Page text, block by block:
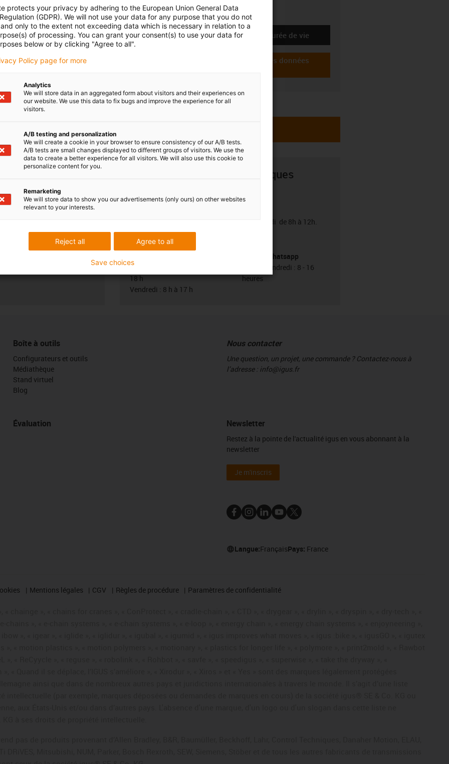
bon choix ?
igus-icon-lebensdauerrechner
Calcul de la durée de vie
Télécharger les données
intérieure [Bi]
Rayon de courbure [R]
[mm]
63
de répondre à
un e-mail
Livraisons et conseils techniques
Permanence assurée par l'Allemagne le samedi de 8h à 12h.
En ligne
Du lundi au jeudi de 8 h à
18 h
Vendredi : 8 h à 17 h
Service Whatsapp
Lundi - vendredi : 8 - 16
heures
Boîte à outils
Configurateurs et outils
Médiathèque
Stand virtuel
Blog
Évaluation
Nous contacter
Une question, un projet, une commande ? Contactez-nous à
l’adresse : info@igus.fr
Newsletter
Restez à la pointe de l'actualité igus en vous abonnant à la
newsletter
Je m'inscris
Langue:FrançaisPays: France
Mentions légales CGV Règles de procédure Paramètres de confidentialité
protects your privacy by adhering to the European Union General Data
(GDPR). We will not use your data for any purpose that you do not
only to the extent not exceeding data which is necessary in relation to a
of processing. You can grant your consent(s) to use your data for
below or by clicking "Agree to all".
Policy page for more
Analytics
We will store data in an aggregated form about visitors and their experiences on
our website. We use this data to fix bugs and improve the experience for all
visitors.
A/B testing and personalization
We will create a cookie in your browser to ensure consistency of our A/B tests.
A/B tests are small changes displayed to different groups of visitors. We use the
data to create a better experience for all visitors. We will also use this cookie to
personalize content for you.
Remarketing
We will store data to show you our advertisements (only ours) on other websites
relevant to your interests.
Agree to all
Reject all
Save choices